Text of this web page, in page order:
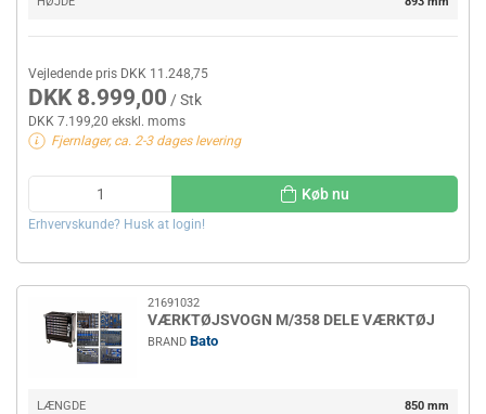
Vejledende pris DKK 11.248,75
DKK 8.999,00 / Stk
DKK 7.199,20 ekskl. moms
Fjernlager, ca. 2-3 dages levering
Køb nu
Erhvervskunde? Husk at login!
21691032
VÆRKTØJSVOGN M/358 DELE VÆRKTØJ
BRAND Bato
LÆNGDE
850 mm